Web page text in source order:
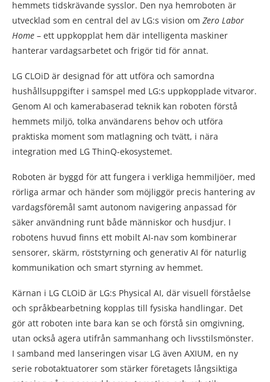
hemmets tidskrävande sysslor. Den nya hemroboten är
utvecklad som en central del av LG:s vision om Zero Labor
Home – ett uppkopplat hem där intelligenta maskiner
hanterar vardagsarbetet och frigör tid för annat.
LG CLOiD är designad för att utföra och samordna
hushållsuppgifter i samspel med LG:s uppkopplade vitvaror.
Genom AI och kamerabaserad teknik kan roboten förstå
hemmets miljö, tolka användarens behov och utföra
praktiska moment som matlagning och tvätt, i nära
integration med LG ThinQ-ekosystemet.
Roboten är byggd för att fungera i verkliga hemmiljöer, med
rörliga armar och händer som möjliggör precis hantering av
vardagsföremål samt autonom navigering anpassad för
säker användning runt både människor och husdjur. I
robotens huvud finns ett mobilt AI-nav som kombinerar
sensorer, skärm, röststyrning och generativ AI för naturlig
kommunikation och smart styrning av hemmet.
Kärnan i LG CLOiD är LG:s Physical AI, där visuell förståelse
och språkbearbetning kopplas till fysiska handlingar. Det
gör att roboten inte bara kan se och förstå sin omgivning,
utan också agera utifrån sammanhang och livsstilsmönster.
I samband med lanseringen visar LG även AXIUM, en ny
serie robotaktuatorer som stärker företagets långsiktiga